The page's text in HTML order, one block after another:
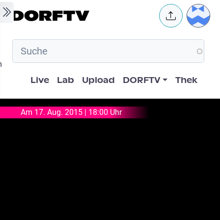
Skip to main content User
Hauptnavigation
Live Lab Upload DORFTV Thek
Am 17. Aug. 2015 | 18:00 Uhr